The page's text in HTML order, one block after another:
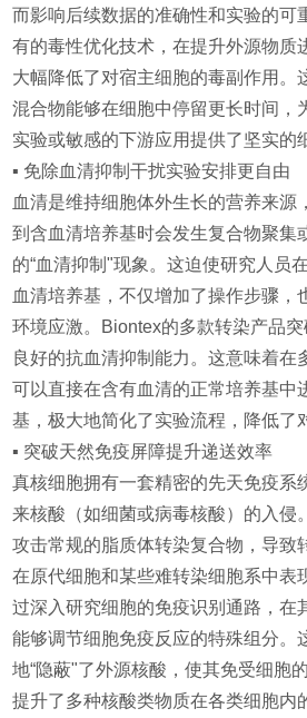
而影响后续数据的准确性和实验的可
有的毒性优化技术，在提升外源物质
大幅降低了对宿主细胞的毒副作用。
混合物能够在细胞中停留更长时间，
实验或敏感的下游应用提供了坚实的
▪️ 免除血清抑制干扰实验安排更自由
血清是维持细胞体外生长的营养来源
到含血清培养基时会发生复合物聚集
的“血清抑制"现象。这迫使研究人员
血清培养基，不仅增加了操作步骤，
环境应激。Biontex的多款转染产品
良好的抗血清抑制能力。这意味着在
可以直接在含有血清的正常培养基中
基，极大地简化了实验流程，降低了
▪️ 突破天然免疫屏障提升递送效率
真核细胞拥有一套精密的先天免疫系
来核酸（如细菌或病毒核酸）的入侵
攻击常规的脂质体转染复合物，导致
在原代细胞和某些难转染细胞系中表
过深入研究细胞的免疫识别通路，在
能够调节细胞免疫反应的特殊组分。
地“隐蔽"了外源核酸，使其免受细胞
提升了多种核酸类物质在各类细胞内